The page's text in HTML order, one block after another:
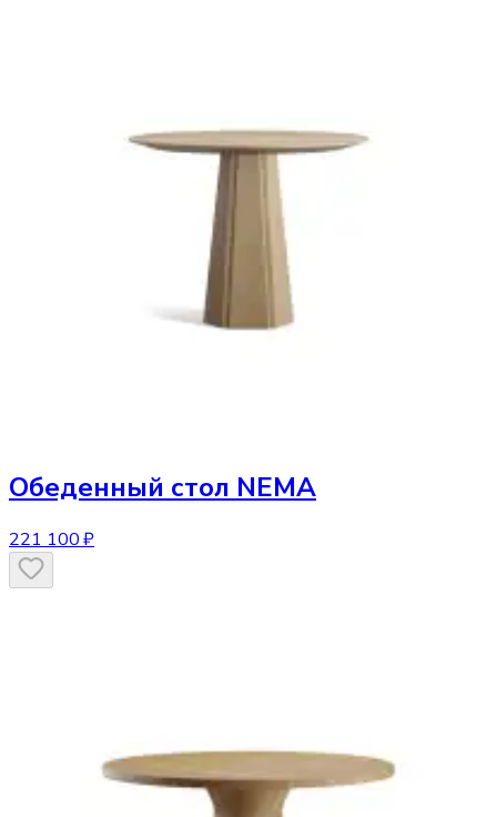
Обеденный стол NEMA
221 100 ₽